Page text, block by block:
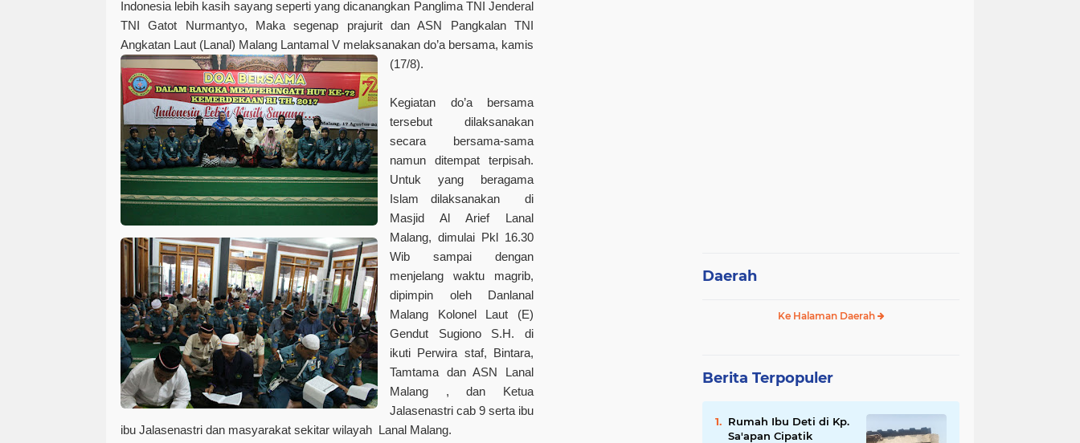
Indonesia lebih kasih sayang seperti yang dicanangkan Panglima TNI Jenderal
TNI Gatot Nurmantyo, Maka segenap prajurit dan ASN Pangkalan TNI
Angkatan Laut (Lanal) Malang Lantamal V melaksanakan do’a bersama, kamis
(17/8).
Kegiatan do’a bersama
tersebut dilaksanakan
secara bersama-sama
namun ditempat terpisah.
Untuk yang beragama
Islam dilaksanakan di
Masjid Al Arief Lanal
Malang, dimulai Pkl 16.30
Wib sampai dengan
menjelang waktu magrib,
dipimpin oleh Danlanal
Malang Kolonel Laut (E)
Gendut Sugiono S.H. di
ikuti Perwira staf, Bintara,
Tamtama dan ASN Lanal
Malang , dan Ketua
Jalasenastri cab 9 serta ibu
ibu Jalasenastri dan masyarakat sekitar wilayah Lanal Malang.
Daerah
Ke Halaman Daerah
Berita Terpopuler
Rumah Ibu Deti di Kp.
Sa'apan Cipatik